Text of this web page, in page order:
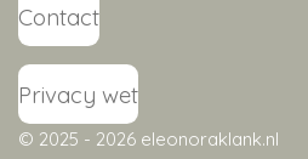
Contact
Privacy wet
© 2025 - 2026 eleonoraklank.nl